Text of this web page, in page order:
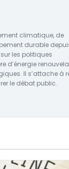
climatique, de
durable
les politiques
d’énergie
Il s’attache à
le débat public.